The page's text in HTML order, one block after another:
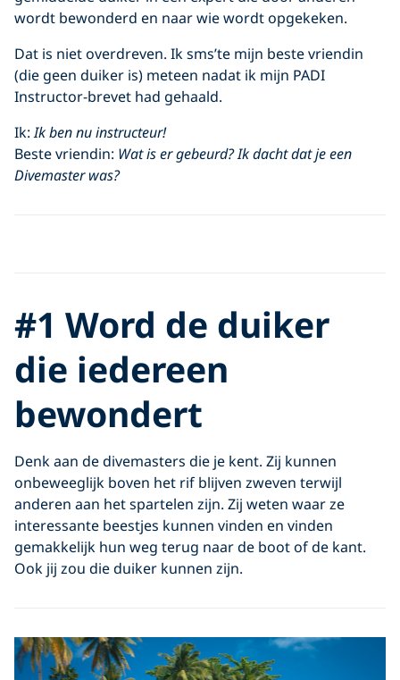
wordt bewonderd en naar wie wordt opgekeken.
Dat is niet overdreven. Ik sms’te mijn beste vriendin
(die geen duiker is) meteen nadat ik mijn PADI
Instructor-brevet had gehaald.
Ik:Ik ben nu instructeur!
Beste vriendin: Wat is er gebeurd? Ik dacht dat je een
Divemaster was?
#1 Word de duiker
die iedereen
bewondert
Denk aan de divemasters die je kent. Zij kunnen
onbeweeglijk boven het rif blijven zweven terwijl
anderen aan het spartelen zijn. Zij weten waar ze
interessante beestjes kunnen vinden en vinden
gemakkelijk hun weg terug naar de boot of de kant.
Ook jij zou die duiker kunnen zijn.